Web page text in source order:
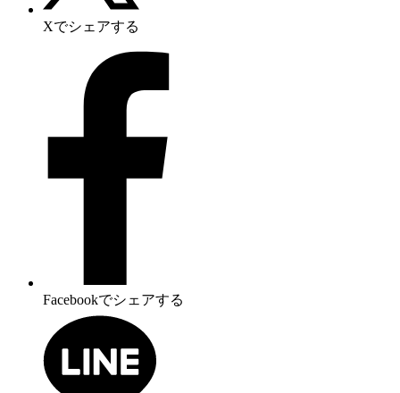
Xでシェアする
Facebookでシェアする